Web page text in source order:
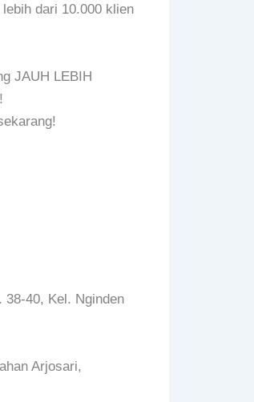
dari 10.000 klien
JAUH LEBIH
38-40, Kel. Nginden
Arjosari,